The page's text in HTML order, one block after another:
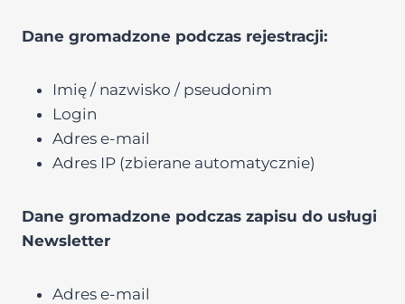
Dane gromadzone podczas rejestracji:
Imię / nazwisko / pseudonim
Login
Adres e-mail
Adres IP (zbierane automatycznie)
Dane gromadzone podczas zapisu do usługi
Newsletter
Adres e-mail